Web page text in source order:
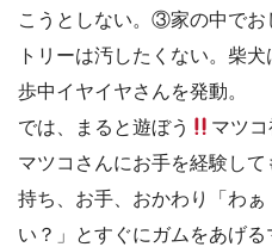
こうとしない。③家の中でお
トリーは汚したくない。柴
歩中イヤイヤさんを発動。
では、まると遊ぼう
マツ
マツコさんにお手を経験し
持ち、お手、おかわり「わ
い？」とすぐにガムをあげる